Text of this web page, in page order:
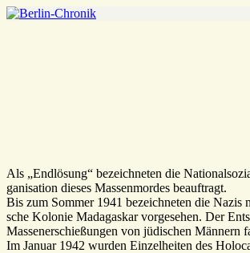
Als „Endlö­sung“ bezeich­neten die
ga­ni­sa­tion dieses Massen­mordes beauf­tragt.
Bis zum Sommer 1941 bezeich­neten die
sche Kolonie Mada­gaskar vorge­sehen. Der
Massen­er­schie­ßungen von jüdi­schen Männern
Im Januar 1942 wurden Einzel­heiten des